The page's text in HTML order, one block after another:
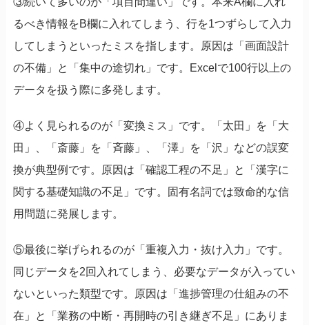
るべき情報をB欄に入れてしまう、行を1つずらして入力
してしまうといったミスを指します。原因は「画面設計
の不備」と「集中の途切れ」です。Excelで100行以上の
データを扱う際に多発します。
④よく見られるのが「変換ミス」です。「太田」を「大
田」、「斎藤」を「斉藤」、「澤」を「沢」などの誤変
換が典型例です。原因は「確認工程の不足」と「漢字に
関する基礎知識の不足」です。固有名詞では致命的な信
用問題に発展します。
⑤最後に挙げられるのが「重複入力・抜け入力」です。
同じデータを2回入れてしまう、必要なデータが入ってい
ないといった類型です。原因は「進捗管理の仕組みの不
在」と「業務の中断・再開時の引き継ぎ不足」にありま